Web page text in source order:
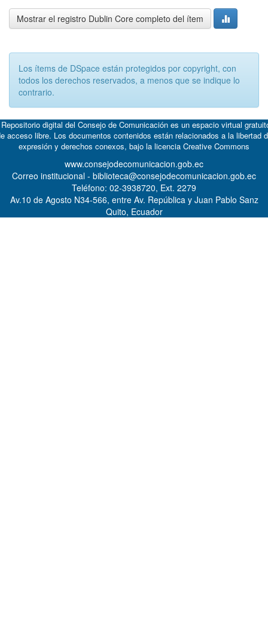
Mostrar el registro Dublin Core completo del ítem
Los ítems de DSpace están protegidos por copyright, con
todos los derechos reservados, a menos que se indique lo
contrario.
digital del Consejo de Comunicación es un espacio virtual
acceso libre. Los documentos contenidos están relacionados a la libertad
expresión y derechos conexos, bajo la licencia Creative Commons
www.consejodecomunicacion.gob.ec
Correo institucional - biblioteca@consejodecomunicacion.gob.ec
Teléfono: 02-3938720, Ext. 2279
Av.10 de Agosto N34-566, entre Av. República y Juan Pablo Sanz
Quito, Ecuador